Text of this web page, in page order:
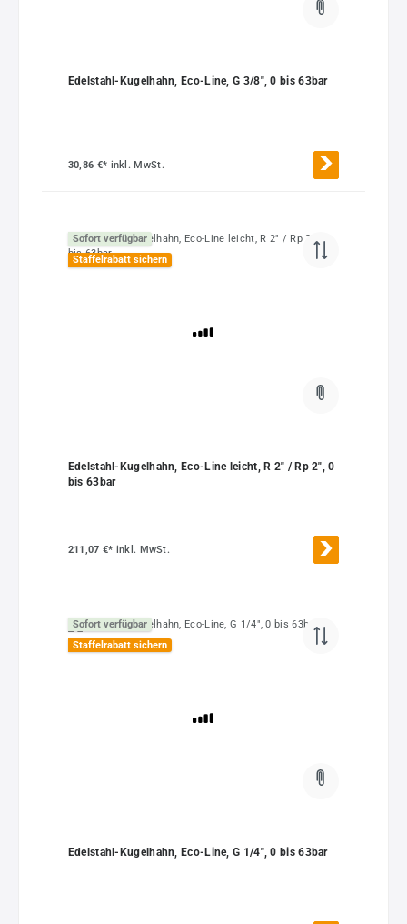
Edelstahl-Kugelhahn, Eco-Line, G 3/8", 0 bis 63bar
30,86 €* inkl. MwSt.
Sofort verfügbar
Staffelrabatt sichern
Edelstahl-Kugelhahn, Eco-Line leicht, R 2" / Rp 2", 0
bis 63bar
211,07 €* inkl. MwSt.
Sofort verfügbar
Staffelrabatt sichern
Edelstahl-Kugelhahn, Eco-Line, G 1/4", 0 bis 63bar